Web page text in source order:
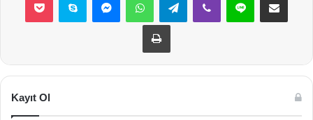
Yazdır
Kayıt Ol